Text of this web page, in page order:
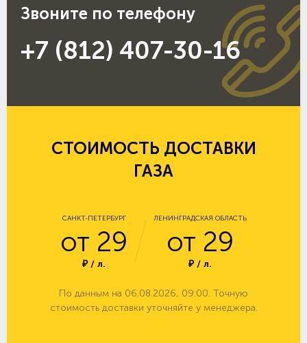
Звоните по телефону
+7 (812) 407-30-16
СТОИМОСТЬ ДОСТАВКИ
ГАЗА
САНКТ-ПЕТЕРБУРГ
от 29
₽ / л.
ЛЕНИНГРАДСКАЯ ОБЛАСТЬ
от 29
₽ / л.
По данным на 06.08.2026, 09:00. Точную
стоимость доставки уточняйте у менеджера.